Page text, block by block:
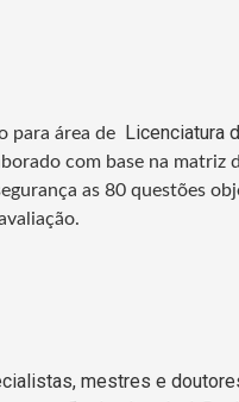
para área de Licenciatura
com base na matriz
as 80 questões
mestres e